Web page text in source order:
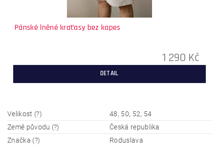
Pánské lněné kraťasy bez kapes
1 290 Kč
DETAIL
Velikost (?)
48, 50, 52, 54
Země původu (?)
Česká republika
Značka (?)
Roduslava